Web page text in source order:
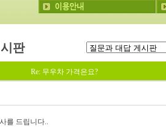
판
Re: 무우차 가격은요?
를 드립니다..